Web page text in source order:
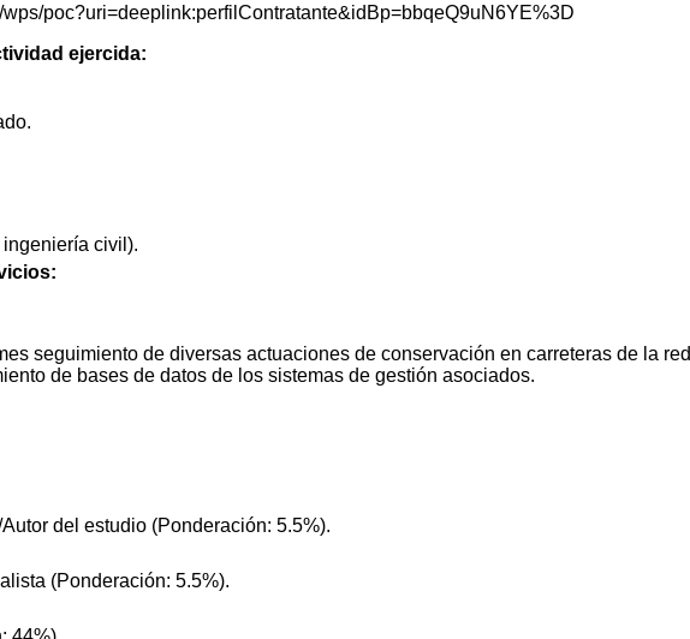
poc?uri=deeplink:perfilContratante&idBp=bbqeQ9uN6YE%3D
ejercida:
civil).
seguimiento de diversas actuaciones de conservación en carreteras de la red
de bases de datos de los sistemas de gestión asociados.
del estudio (Ponderación: 5.5%).
(Ponderación: 5.5%).